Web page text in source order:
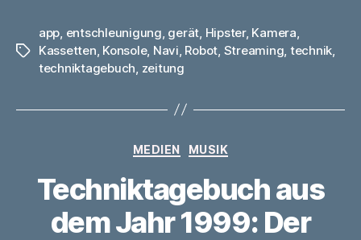
Schlagwörter
app entschleunigung gerät Hipster, Kamera
Kassetten Konsole, Navi Robot Streaming technik
techniktagebuch zeitung
Kategorien
MEDIEN MUSIK
Techniktagebuch aus
dem Jahr 1999: Der